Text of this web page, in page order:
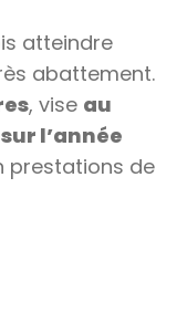
atteindre
abattement.
, vise au
l’année
prestations de